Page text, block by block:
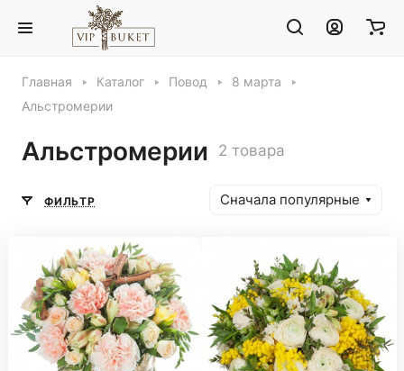
Главная Каталог Повод
8 марта
Альстромерии
Альстромерии 2 товара
ФИЛЬТР Сначала популярные